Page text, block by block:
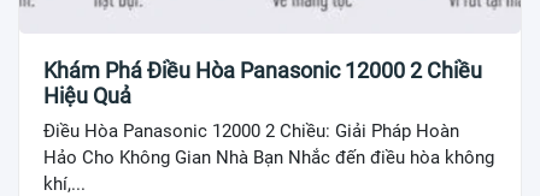
Khám Phá Điều Hòa Panasonic 12000 2 Chiều
Hiệu Quả
Điều Hòa Panasonic 12000 2 Chiều: Giải Pháp Hoàn
Hảo Cho Không Gian Nhà Bạn Nhắc đến điều hòa không
khí,...